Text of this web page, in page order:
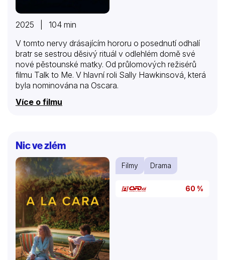
2025 | 104 min
V tomto nervy drásajícím hororu o posednutí odhalí
bratr se sestrou děsivý rituál v odlehlém domě své
nové pěstounské matky. Od průlomových režisérů
filmu Talk to Me. V hlavní roli Sally Hawkinsová, která
byla nominována na Oscara.
Více o filmu
Nic ve zlém
Filmy Drama
60 %